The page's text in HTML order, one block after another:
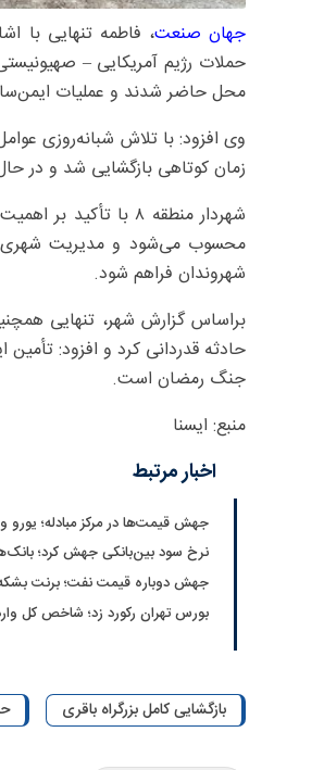
جهان صنعت، فاطمه تنهایی با
حملات رژیم آمریکایی –
محل حاضر شدند و عملیات
وی افزود: با تلاش شبانه‌روزی
زمان کوتاهی بازگشایی شد و در
شهردار منطقه ۸ با
محسوب می‌شود و مدیریت شهری
شهروندان فراهم شود.
براساس گزارش شهر، تنهایی
حادثه قدردانی کرد و افزود:
جنگ رمضان است.
منبع: ایسنا
اخبار مرتبط
جهش قیمت‌ها در مرکز مبادله؛ یورو
نرخ سود بین‌بانکی جهش کرد؛
جهش دوباره قیمت نفت؛ برنت بشکه‌ای ۸۳
بورس تهران رکورد زد؛ شاخص کل وارد کانال ۵.۵
بازگشایی کامل بزرگراه باقری